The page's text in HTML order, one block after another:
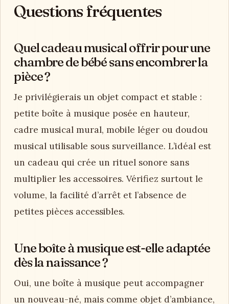
Questions fréquentes
Quel cadeau musical offrir pour une
chambre de bébé sans encombrer la
pièce ?
Je privilégierais un objet compact et stable :
petite boîte à musique posée en hauteur,
cadre musical mural, mobile léger ou doudou
musical utilisable sous surveillance. L’idéal est
un cadeau qui crée un rituel sonore sans
multiplier les accessoires. Vérifiez surtout le
volume, la facilité d’arrêt et l’absence de
petites pièces accessibles.
Une boîte à musique est-elle adaptée
dès la naissance ?
Oui, une boîte à musique peut accompagner
un nouveau-né, mais comme objet d’ambiance,